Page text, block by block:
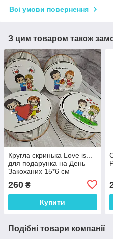
Всі умови повернення
З цим товаром також
Кругла скринька Love is...
для подарунка на День
Закоханих 15*6 см
260 ₴
Купити
Подібні товари компанії